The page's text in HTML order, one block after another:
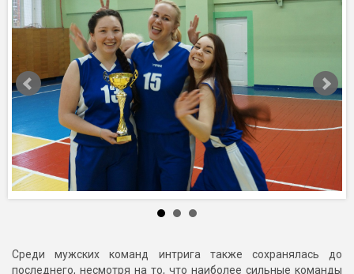
Среди мужских команд интрига также сохранялась до
последнего, несмотря на то, что наиболее сильные команды